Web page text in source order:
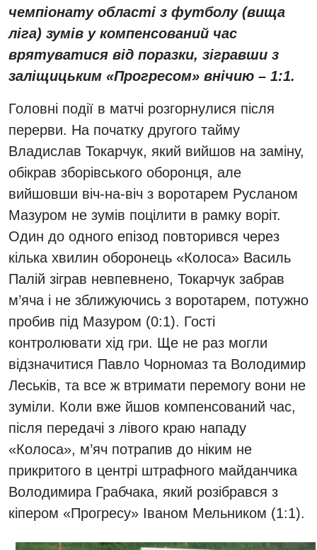
чемпіонату області з футболу (вища
ліга) зумів у компенсований час
врятуватися від поразки, зігравши з
заліщицьким «Прогресом» внічию – 1:1.
Головні події в матчі розгорнулися після
перерви. На початку другого тайму
Владислав Токарчук, який вийшов на заміну,
обікрав зборівського оборонця, але
вийшовши віч-на-віч з воротарем Русланом
Мазуром не зумів поцілити в рамку воріт.
Один до одного епізод повторився через
кілька хвилин оборонець «Колоса» Василь
Палій зіграв невпевнено, Токарчук забрав
м’яча і не зближуючись з воротарем, потужно
пробив під Мазуром (0:1). Гості
контролювати хід гри. Ще не раз могли
відзначитися Павло Чорномаз та Володимир
Леськів, та все ж втримати перемогу вони не
зуміли. Коли вже йшов компенсований час,
після передачі з лівого краю нападу
«Колоса», м’яч потрапив до ніким не
прикритого в центрі штрафного майданчика
Володимира Грабчака, який розібрався з
кіпером «Прогресу» Іваном Мельником (1:1).